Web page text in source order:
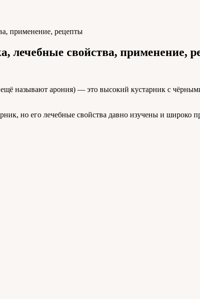
применение, рецепты
лечебные свойства, применение,
называют арония) — это высокий кустарник с
но его лечебные свойства давно изучены и широко